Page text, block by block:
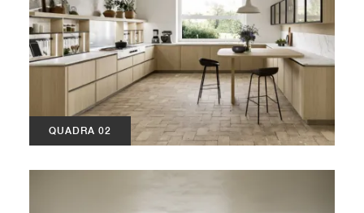
QUADRA 02